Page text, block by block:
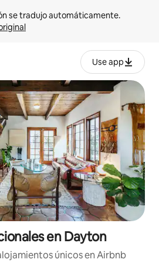
Use app
en Dayton
únicos en Airbnb